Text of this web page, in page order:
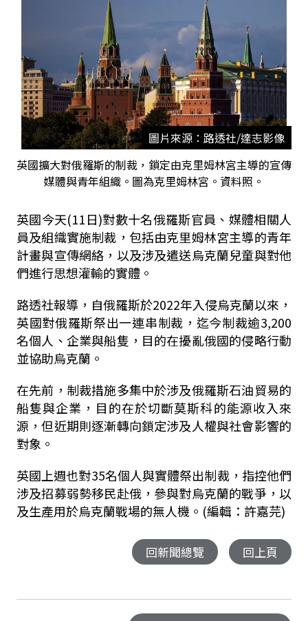
圖片來源：路透社/達志影像
英國擴大對俄羅斯的制裁，鎖定由克里姆林宮主導的宣傳
媒體與青年組織。圖為克里姆林宮。資料照。
英國今天(11日)對數十名俄羅斯官員、媒體相關人
員及組織實施制裁，包括由克里姆林宮主導的青年
計畫與宣傳網絡，以及涉及遣送烏克蘭兒童與對他
們進行思想灌輸的實體。
路透社報導，自俄羅斯於2022年入侵烏克蘭以來，
英國對俄羅斯祭出一連串制裁，迄今制裁逾3,200
名個人、企業與船隻，目的在擾亂俄國的侵略行動
並協助烏克蘭。
在先前，制裁措施多集中於涉及俄羅斯石油貿易的
船隻與企業，目的在於切斷莫斯科的能源收入來
源，但近期則逐漸轉向鎖定涉及人權與社會影響的
對象。
英國上週也對35名個人與實體祭出制裁，指控他們
涉及招募弱勢移民赴俄，參與對烏克蘭的戰爭，以
及生產用於烏克蘭戰場的無人機。(編輯：許嘉芫)
回新聞總覽 回上頁